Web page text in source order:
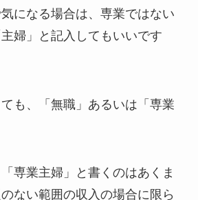
になる場合は、専業ではない
婦」と記入してもいいです
も、「無職」あるいは「専業
専業主婦」と書くのはあくま
ない範囲の収入の場合に限ら